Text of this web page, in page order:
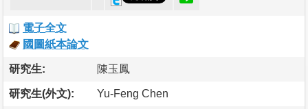
電子全文
國圖紙本論文
研究生: 陳玉鳳
研究生(外文): Yu-Feng Chen